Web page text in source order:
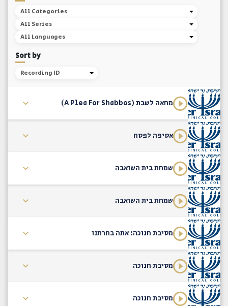
All Categories
All Series
All Languages
Sort by
Recording ID
מחאה לשבת (A Plea For Shabbos)
אסיפה לפסח
שמחת בית השואבה
שמחת בית השואבה
מסיבת חנוכה: אתה בחרתנו
מסיבת חנוכה
מסיבת חנוכה